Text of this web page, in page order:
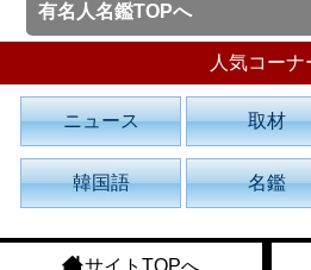
有名人名鑑TOPへ
人気コーナ
ニュース 取材
韓国語 名鑑